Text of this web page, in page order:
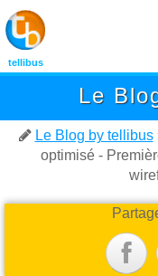
tellibus
Le
 Le Blog by tellibus
optimisé -
